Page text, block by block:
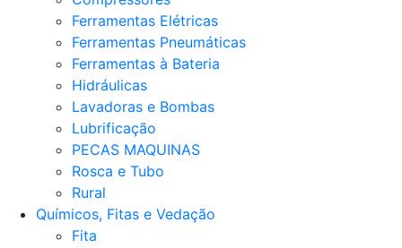
Ferramentas Elétricas
Ferramentas Pneumáticas
Ferramentas à Bateria
Hidráulicas
Lavadoras e Bombas
Lubrificação
PECAS MAQUINAS
Rosca e Tubo
Rural
Químicos, Fitas e Vedação
Fita